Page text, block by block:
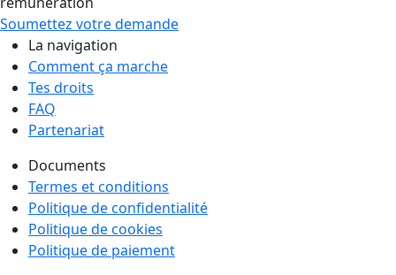
Soumettez votre demande
La navigation
Comment ça marche
Tes droits
FAQ
Partenariat
Documents
Termes et conditions
Politique de confidentialité
Politique de cookies
Politique de paiement